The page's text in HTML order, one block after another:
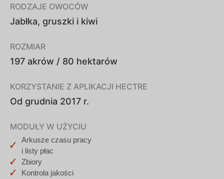
RODZAJE OWOCÓW
Jabłka, gruszki i kiwi
ROZMIAR
197 akrów / 80 hektarów
KORZYSTANIE Z APLIKACJI HECTRE
Od grudnia 2017 r.
MODUŁY W UŻYCIU
Arkusze czasu pracy
i listy płac
Zbiory
Kontrola jakości